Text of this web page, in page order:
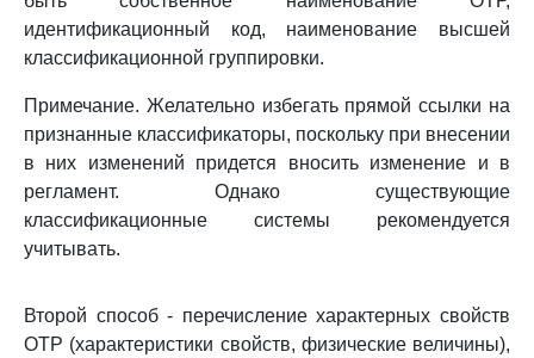
идентификационный код, наименование высшей
классификационной группировки.
Примечание. Желательно избегать прямой ссылки на
признанные классификаторы, поскольку при внесении
в них изменений придется вносить изменение и в
регламент. Однако существующие
классификационные системы рекомендуется
учитывать.
Второй способ - перечисление характерных свойств
ОТР (характеристики свойств, физические величины),